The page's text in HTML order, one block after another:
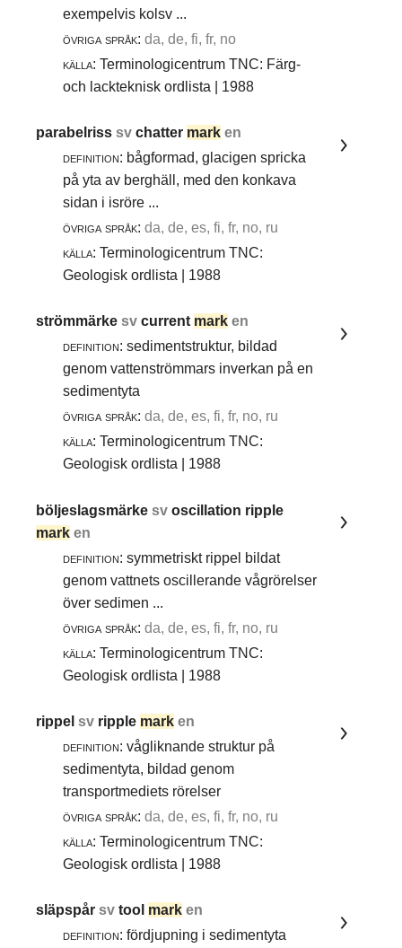
exempelvis kolsv ...
övriga språk: da, de, fi, fr, no
källa: Terminologicentrum TNC: Färg-
och lackteknisk ordlista | 1988
parabelrisssvchatter mark en
definition: bågformad, glacigen spricka
på yta av berghäll, med den konkava
sidan i isröre ...
övriga språk: da, de, es, fi, fr, no, ru
källa: Terminologicentrum TNC:
Geologisk ordlista | 1988
strömmärkesvcurrent mark en
definition: sedimentstruktur, bildad
genom vattenströmmars inverkan på en
sedimentyta
övriga språk: da, de, es, fi, fr, no, ru
källa: Terminologicentrum TNC:
Geologisk ordlista | 1988
böljeslagsmärkesvoscillation ripple
mark en
definition: symmetriskt rippel bildat
genom vattnets oscillerande vågrörelser
över sedimen ...
övriga språk: da, de, es, fi, fr, no, ru
källa: Terminologicentrum TNC:
Geologisk ordlista | 1988
rippelsv ripple mark en
definition: vågliknande struktur på
sedimentyta, bildad genom
transportmediets rörelser
övriga språk: da, de, es, fi, fr, no, ru
källa: Terminologicentrum TNC:
Geologisk ordlista | 1988
släpspårsvtool mark en
definition: fördjupning i sedimentyta